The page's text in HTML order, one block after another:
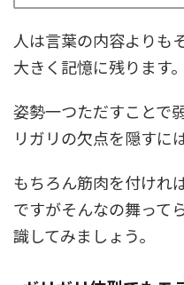
人は言葉の内容よりも
大きく記憶に残ります。
姿勢一つただすことで
リガリの欠点を隠すに
もちろん筋肉を付けれ
ですがそんなの舞って
識してみましょう。